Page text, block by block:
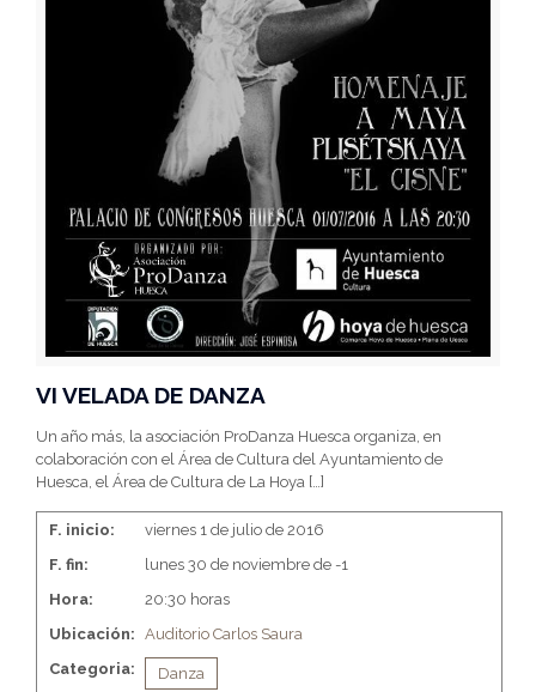
VI VELADA DE DANZA
Un año más, la asociación ProDanza Huesca organiza, en
colaboración con el Área de Cultura del Ayuntamiento de
Huesca, el Área de Cultura de La Hoya […]
F. inicio:
viernes 1 de julio de 2016
F. fin:
lunes 30 de noviembre de -1
Hora:
20:30 horas
Ubicación: Auditorio Carlos Saura
Categoria:
Danza